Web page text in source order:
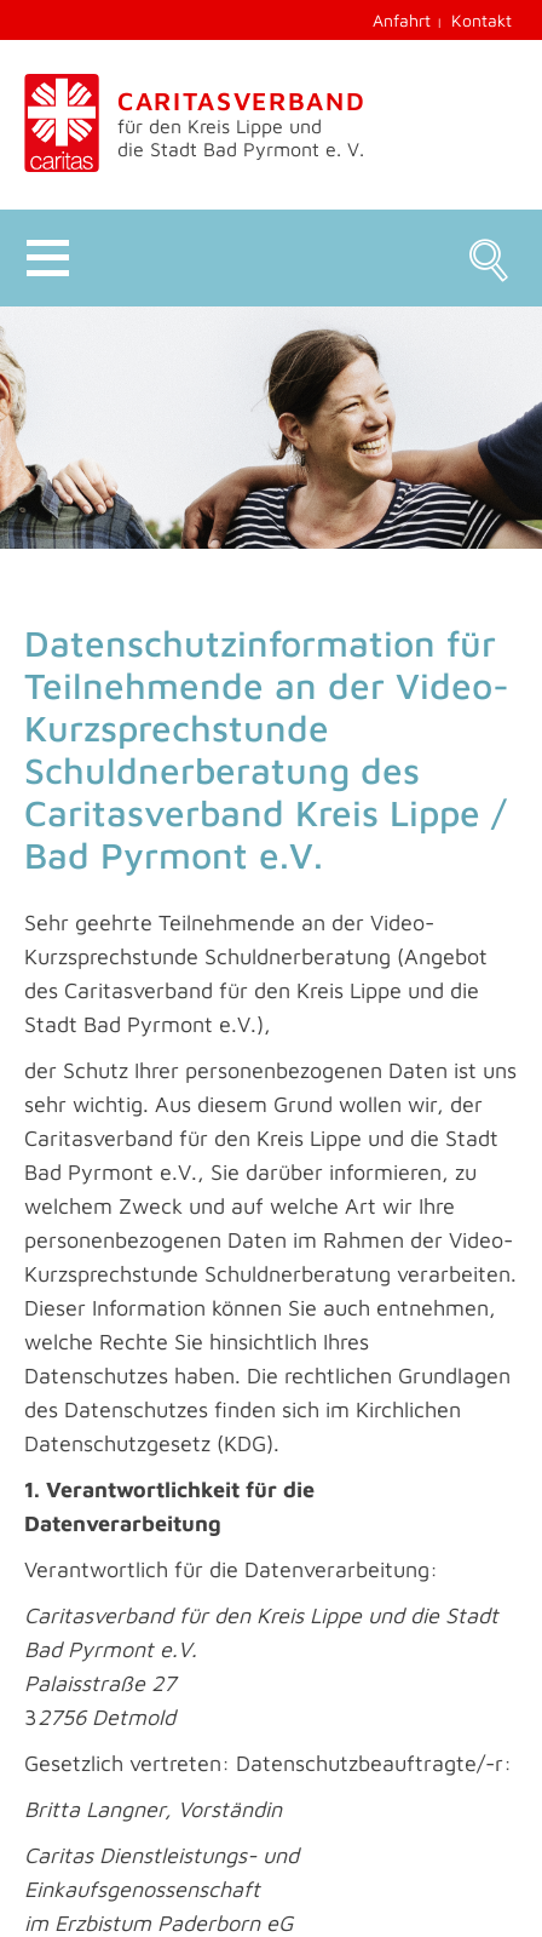
Anfahrt Kontakt
CARITASVERBAND
für den Kreis Lippe und
die Stadt Bad Pyrmont e. V.
Datenschutzinformation für
Teilnehmende an der Video-
Kurzsprechstunde
Schuldnerberatung des
Caritasverband Kreis Lippe /
Bad Pyrmont e.V.
Sehr geehrte Teilnehmende an der Video-
Kurzsprechstunde Schuldnerberatung (Angebot
des Caritasverband für den Kreis Lippe und die
Stadt Bad Pyrmont e.V.),
der Schutz Ihrer personenbezogenen Daten ist uns
sehr wichtig. Aus diesem Grund wollen wir, der
Caritasverband für den Kreis Lippe und die Stadt
Bad Pyrmont e.V., Sie darüber informieren, zu
welchem Zweck und auf welche Art wir Ihre
personenbezogenen Daten im Rahmen der Video-
Kurzsprechstunde Schuldnerberatung verarbeiten.
Dieser Information können Sie auch entnehmen,
welche Rechte Sie hinsichtlich Ihres
Datenschutzes haben. Die rechtlichen Grundlagen
des Datenschutzes finden sich im Kirchlichen
Datenschutzgesetz (KDG).
1. Verantwortlichkeit für die
Datenverarbeitung
Verantwortlich für die Datenverarbeitung:
Caritasverband für den Kreis Lippe und die Stadt
Bad Pyrmont e.V.
Palaisstraße 27
32756 Detmold
Gesetzlich vertreten: Datenschutzbeauftragte/-r:
Britta Langner, Vorständin
Caritas Dienstleistungs- und
Einkaufsgenossenschaft
im Erzbistum Paderborn eG